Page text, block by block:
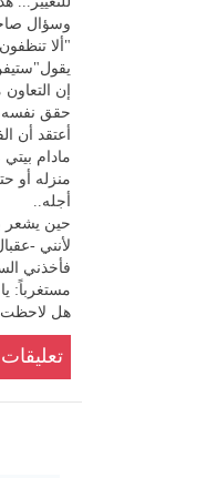
وسؤال
"ألا
إن
حقق
أعتقد أن
مادام
منزله أو
أجله..
حين يشعر
لأنني -
فأخذني
مستغرباً:
هل لاحظت